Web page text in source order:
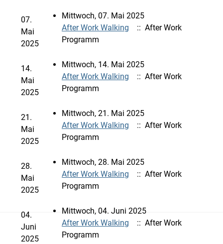
07.
Mai
2025
Mittwoch, 07. Mai 2025
After Work Walking
:: After Work
Programm
14.
Mai
2025
Mittwoch, 14. Mai 2025
After Work Walking
:: After Work
Programm
21.
Mai
2025
Mittwoch, 21. Mai 2025
After Work Walking
:: After Work
Programm
28.
Mai
2025
Mittwoch, 28. Mai 2025
After Work Walking
:: After Work
Programm
04.
Juni
2025
Mittwoch, 04. Juni 2025
After Work Walking
:: After Work
Programm